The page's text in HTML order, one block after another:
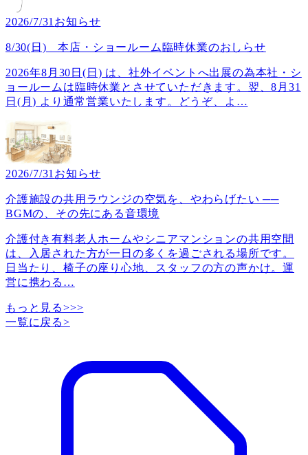
2026/7/31 お知らせ
8/30(日) 本店・ショールーム臨時休業のおしらせ
2026年8月30日(日) は、社外イベントへ出展の為本社・シ
ョールームは臨時休業とさせていただきます。翌、8月31
日(月) より通常営業いたします。どうぞ、よ …
2026/7/31 お知らせ
介護施設の共用ラウンジの空気を、やわらげたい ──
BGMの、その先にある音環境
介護付き有料老人ホームやシニアマンションの共用空間
は、入居された方が一日の多くを過ごされる場所です。
日当たり、椅子の座り心地、スタッフの方の声かけ。運
営に携わる …
もっと見る>>>
一覧に戻る>